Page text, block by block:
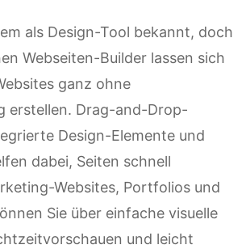
als Design-Tool bekannt, doch
Webseiten-Builder lassen sich
ganz ohne
erstellen. Drag-and-Drop-
Design-Elemente und
dabei, Seiten schnell
Websites, Portfolios und
Sie über einfache visuelle
und leicht